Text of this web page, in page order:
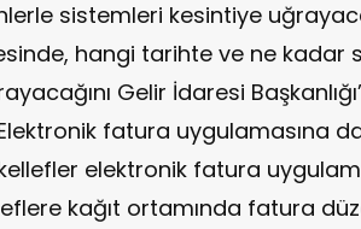
sistemleri kesintiye
hangi tarihte ve ne kadar
Gelir İdaresi
fatura uygulamasına
elektronik fatura
kağıt ortamında fatura